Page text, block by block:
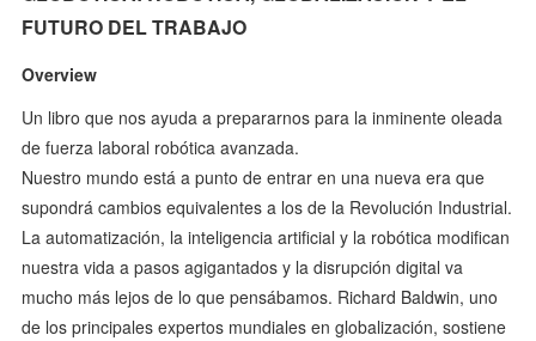
FUTURO DEL TRABAJO
Overview
Un libro que nos ayuda a prepararnos para la inminente oleada
de fuerza laboral robótica avanzada.
Nuestro mundo está a punto de entrar en una nueva era que
supondrá cambios equivalentes a los de la Revolución Industrial.
La automatización, la inteligencia artificial y la robótica modifican
nuestra vida a pasos agigantados y la disrupción digital va
mucho más lejos de lo que pensábamos. Richard Baldwin, uno
de los principales expertos mundiales en globalización, sostiene